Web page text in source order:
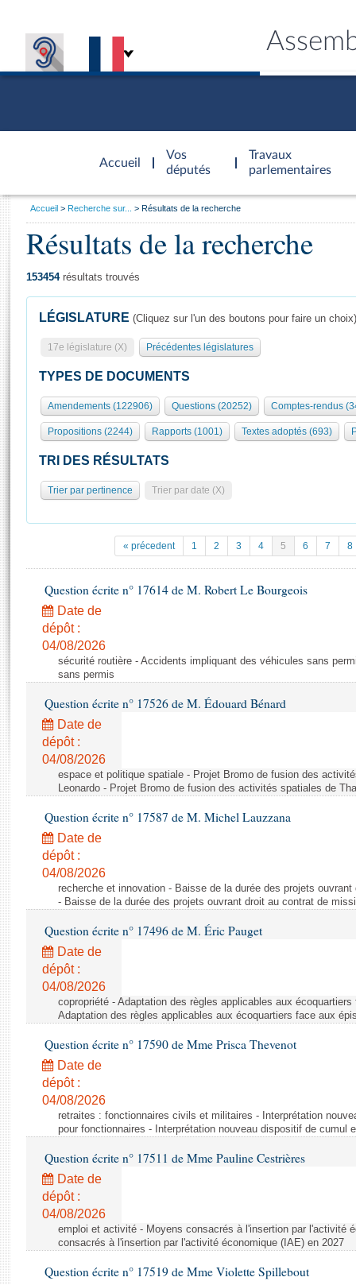
Accueil
d'accueil
Vos
députés
Travaux
parlementaires
Présidence
577 députés
Groupes politiques
Séance publique
Commissions et autres organes
Europe et International
Pétitions
Projets de loi
Propositions de loi
Amendements
Textes adoptés
Rapports législatifs
Rapports sur l'application des lois
Baromètre de l’application des lois
Dossiers législatifs
Budget et sécurité sociale
Questions écrites et orales
Comptes rendus des débats
Général
Rôle et pouvoirs de l'Assemblée
Organisation de l'Assemblée
Présidence Conférence des Présidents Bureau Collège des
Statistiques et chiffres clés
Documents de référence
( Constitution | Règlement de l'Assemblée ... )
Histoire
Juniors
Anciennes législatures
Visiter l'Assemblée
Visite virtuelle du palais Bourbon
Assister à une séance
La Bibliothèque
Contacts et plan d'accès
Photos libres de droit
Vous
Accueil Recherche sur... Résultats de la recherche
Résultats de la recherche
153454résultats trouvés
LÉGISLATURE (Cliquez sur l'un des boutons pour faire un choix)
17e législature (X) Précédentes législatures
TYPES DE DOCUMENTS
Amendements (122906) Questions (20252) Comptes-rendus
Propositions (2244) Rapports (1001) Textes adoptés (693)
TRI DES RÉSULTATS
Trier par pertinence Trier par date (X)
« précedent 1 2 3 4 5 6 7 8
Question écrite n° 17614 de M. Robert Le Bourgeois
Date de
dépôt :
04/08/2026
sécurité routière - Accidents impliquant des véhicules sans
sans permis
Question écrite n° 17526 de M. Édouard Bénard
Date de
dépôt :
04/08/2026
espace et politique spatiale - Projet Bromo de fusion des
Leonardo - Projet Bromo de fusion des activités spatiales de
Question écrite n° 17587 de M. Michel Lauzzana
Date de
dépôt :
04/08/2026
recherche et innovation - Baisse de la durée des projets
- Baisse de la durée des projets ouvrant droit au contrat de
Question écrite n° 17496 de M. Éric Pauget
Date de
dépôt :
04/08/2026
copropriété - Adaptation des règles applicables aux
Adaptation des règles applicables aux écoquartiers face aux
Question écrite n° 17590 de Mme Prisca Thevenot
Date de
dépôt :
04/08/2026
retraites : fonctionnaires civils et militaires - Interprétation
pour fonctionnaires - Interprétation nouveau dispositif de cumul
Question écrite n° 17511 de Mme Pauline Cestrières
Date de
dépôt :
04/08/2026
emploi et activité - Moyens consacrés à l'insertion par l'activité
consacrés à l'insertion par l'activité économique (IAE) en 2027
Question écrite n° 17519 de Mme Violette Spillebout